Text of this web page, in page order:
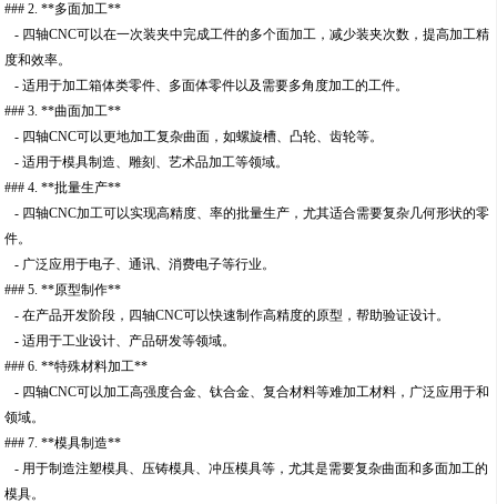
### 2. **多面加工**
- 四轴CNC可以在一次装夹中完成工件的多个面加工，减少装夹次数，提高加工精
度和效率。
- 适用于加工箱体类零件、多面体零件以及需要多角度加工的工件。
### 3. **曲面加工**
- 四轴CNC可以更地加工复杂曲面，如螺旋槽、凸轮、齿轮等。
- 适用于模具制造、雕刻、艺术品加工等领域。
### 4. **批量生产**
- 四轴CNC加工可以实现高精度、率的批量生产，尤其适合需要复杂几何形状的零
件。
- 广泛应用于电子、通讯、消费电子等行业。
### 5. **原型制作**
- 在产品开发阶段，四轴CNC可以快速制作高精度的原型，帮助验证设计。
- 适用于工业设计、产品研发等领域。
### 6. **特殊材料加工**
- 四轴CNC可以加工高强度合金、钛合金、复合材料等难加工材料，广泛应用于和
领域。
### 7. **模具制造**
- 用于制造注塑模具、压铸模具、冲压模具等，尤其是需要复杂曲面和多面加工的
模具。